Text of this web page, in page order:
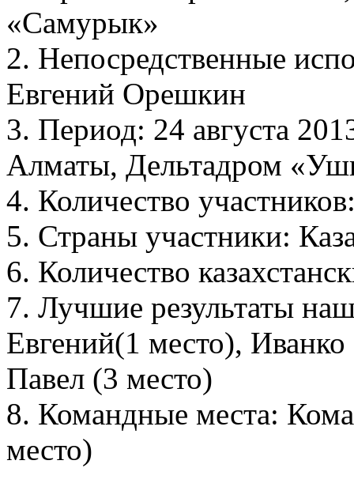
«Самурык»
2. Непосредственные
Евгений Орешкин
3. Период: 24 августа
Алматы, Дельтадром
4. Количество
5. Страны участники:
6. Количество
7. Лучшие результаты
Евгений(1 место),
Павел (3 место)
8. Командные места:
место)